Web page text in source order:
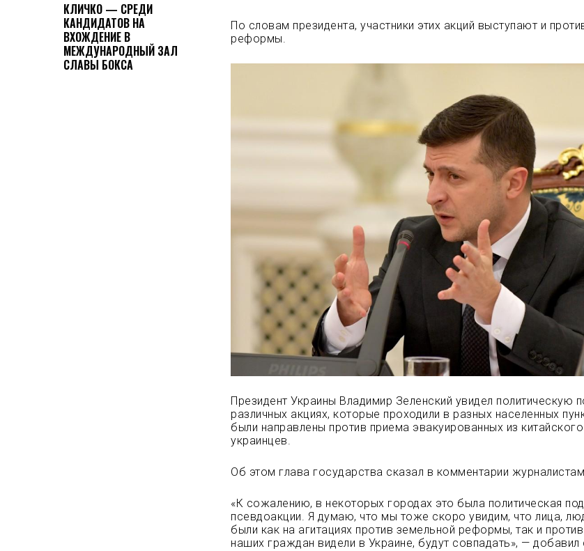
КЛИЧКО — СРЕДИ
КАНДИДАТОВ НА
ВХОЖДЕНИЕ В
МЕЖДУНАРОДНЫЙ ЗАЛ
СЛАВЫ БОКСА
По словам президента, участники этих акций выступают и
реформы.
Президент Украины Владимир Зеленский увидел политическую
различных акциях, которые проходили в разных населенных
были направлены против приема эвакуированных из
украинцев.
Об этом глава государства сказал в комментарии
«К сожалению, в некоторых городах это была политическая
псевдоакции. Я думаю, что мы тоже скоро увидим, что лица,
были как на агитациях против земельной реформы, так и
наших граждан видели в Украине, будут совпадать», — добавил